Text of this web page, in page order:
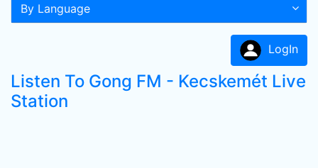
By Language
LogIn
Listen To Gong FM - Kecskemét Live
Station